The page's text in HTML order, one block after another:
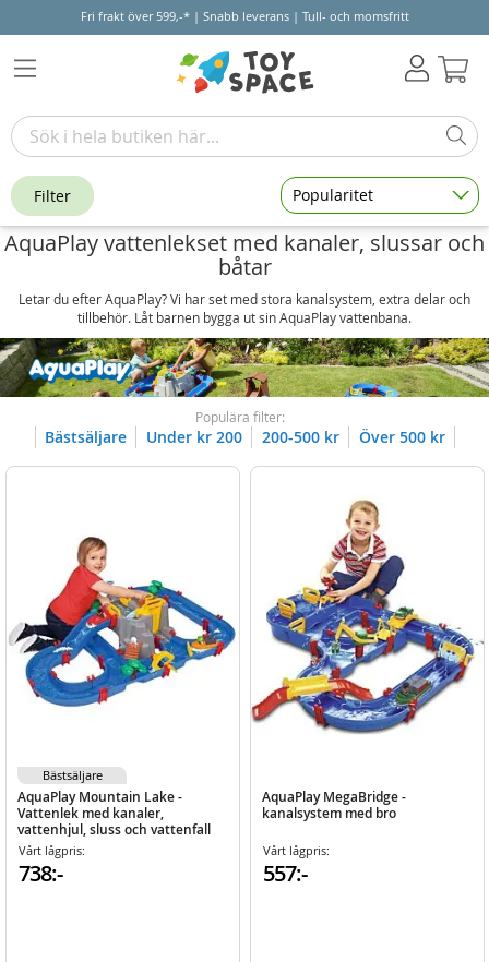
Fri frakt över 599,-* | Snabb leverans | Tull- och momsfritt
AquaPlay vattenlekset med kanaler, slussar och
båtar
Letar du efter AquaPlay? Vi har set med stora kanalsystem, extra delar och
tillbehör. Låt barnen bygga ut sin AquaPlay vattenbana.
Populära filter:
Bästsäljare Under kr 200 200-500 kr Över 500 kr
AquaPlay Mountain Lake -
Vattenlek med kanaler,
vattenhjul, sluss och vattenfall
Vårt lågpris:
738:-
Bästsäljare
AquaPlay MegaBridge -
kanalsystem med bro
Vårt lågpris:
557:-
Filter Popularitet